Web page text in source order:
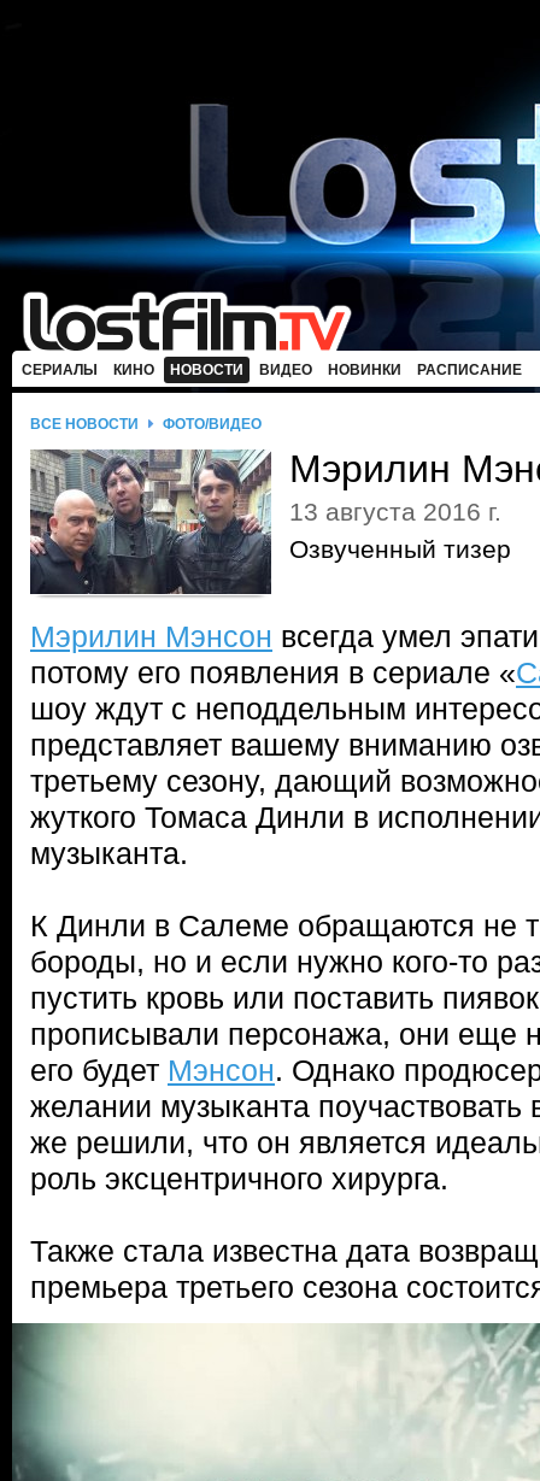
СЕРИАЛЫ КИНО НОВОСТИ ВИДЕО НОВИНКИ РАСПИСАНИЕ
ВСЕ НОВОСТИ ФОТО/ВИДЕО
Мэрилин
13 августа 2016 г.
Озвученный тизер
Мэрилин Мэнсон всегда умел
потому его появления в сериале «
шоу ждут с неподдельным
представляет вашему вниманию
третьему сезону, дающий
жуткого Томаса Динли в
музыканта.
К Динли в Салеме обращаются не
бороды, но и если нужно кого-то
пустить кровь или поставить
прописывали персонажа, они еще
его будет Мэнсон. Однако
желании музыканта поучаствовать
же решили, что он является
роль эксцентричного хирурга.
Также стала известна дата
премьера третьего сезона